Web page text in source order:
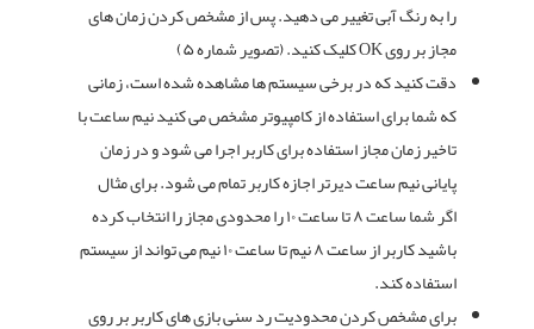
را به رنگ آبی تغییر می دهید. پس از مشخص کردن زمان های
مجاز بر روی OK کلیک کنید. (تصویر شماره ۵)
دقت کنید که در برخی سیستم ها مشاهده شده است، زمانی
که شما برای استفاده از کامپیوتر مشخص می کنید نیم ساعت با
تاخیر زمان مجاز استفاده برای کاربر اجرا می شود و در زمان
پایانی نیم ساعت دیرتر اجازه کاربر تمام می شود. برای مثال
اگر شما ساعت ۸ تا ساعت ۱۰ را محدودی مجاز را انتخاب کرده
باشید کاربر از ساعت ۸ نیم تا ساعت ۱۰ نیم می تواند از سیستم
استفاده کند.
برای مشخص کردن محدودیت رد سنی بازی های کاربر بر روی